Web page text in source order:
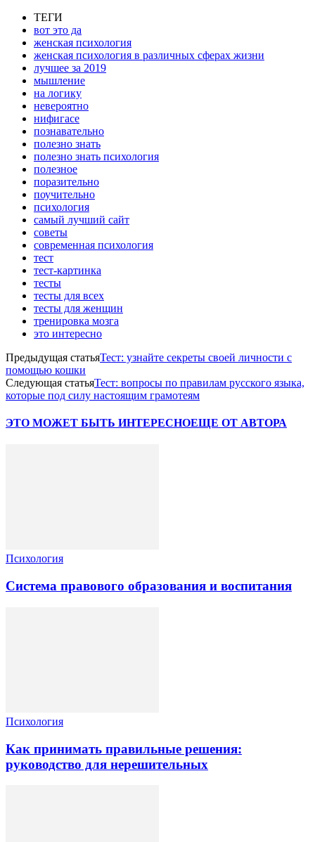
ТЕГИ
вот это да
женская психология
женская психология в различных сферах жизни
лучшее за 2019
мышление
на логику
невероятно
нифигасе
познавательно
полезно знать
полезно знать психология
полезное
поразительно
поучительно
психология
самый лучший сайт
советы
современная психология
тест
тест-картинка
тесты
тесты для всех
тесты для женщин
тренировка мозга
это интересно
Предыдущая статьяТест: узнайте секреты своей личности с
помощью кошки
Следующая статьяТест: вопросы по правилам русского языка,
которые под силу настоящим грамотеям
ЭТО МОЖЕТ БЫТЬ ИНТЕРЕСНОЕЩЕ ОТ АВТОРА
Психология
Система правового образования и воспитания
Психология
Как принимать правильные решения:
руководство для нерешительных